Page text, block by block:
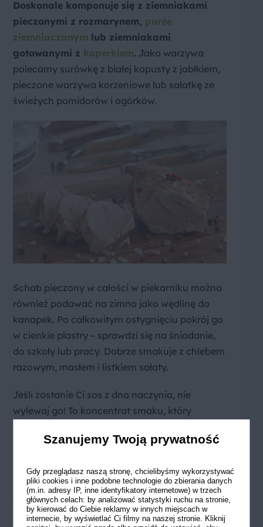
Doskonale komponuje się z ziemniakami
pieczonymi z rozmarynem, purée
ziemniaczanym lub ziemniakami
gotowanymi z koperkiem. Jako warzywa
polecamy surówkę z białej kapusty z jabłkiem,
pieczone warzywa korzeniowe lub sałatkę ze
świeżych pomidorów i ogórków.
Schab pieczony w całości w piekarniku można
również podawać na zimno jako wędlinę do
kanapek. Po całkowitym ostygnięciu pokrój go
w cienkie plastry – sprawdzi się na śniadanie,
do szkoły lub pracy. Dobrze smakuje z chlebem
razowym, masłem i listkiem sałaty.
Jeśli zostanie Ci sos z dna naczynia, nie
wylewaj go! To koncentrat smaku, który
wystarczy zagęścić go łyżką mąki zmieszanej z
smak mięsa i ziemniaków.
Wskazówki i ciekawostki
Szanujemy Twoją prywatność
Gdy przeglądasz naszą stronę, chcielibyśmy wykorzystywać
pliki cookies i inne podobne technologie do zbierania danych
(m.in. adresy IP, inne identyfikatory internetowe) w trzech
głównych celach: by analizować statystyki ruchu na stronie,
by kierować do Ciebie reklamy w innych miejscach w
internecie, by wyświetlać Ci filmy na naszej stronie. Kliknij